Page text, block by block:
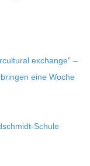
exch­ange” –
eine Woche
Schule